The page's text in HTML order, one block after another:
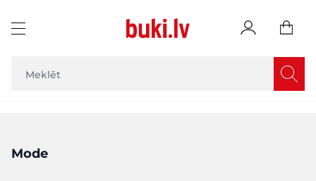
Mode